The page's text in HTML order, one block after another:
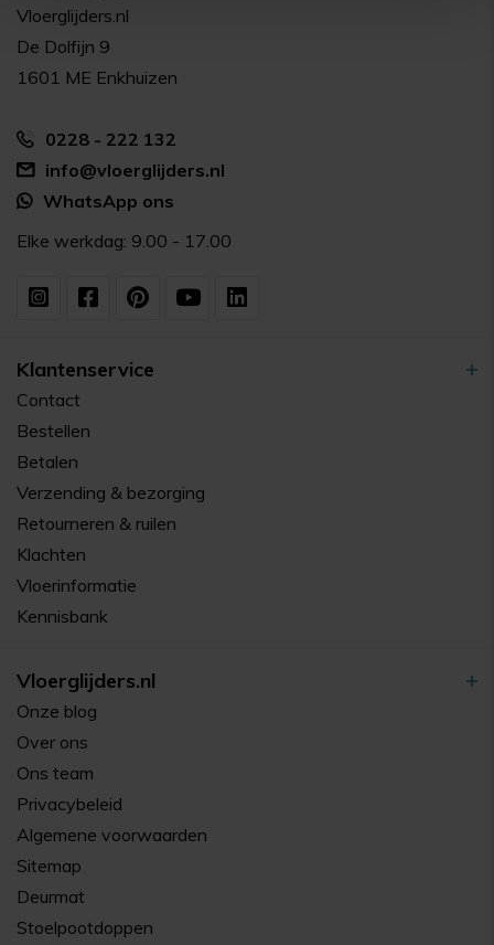
Vloerglijders.nl
De Dolfijn 9
1601 ME Enkhuizen
0228 - 222 132
info@vloerglijders.nl
WhatsApp ons
Elke werkdag: 9.00 - 17.00
Klantenservice
Contact
Bestellen
Betalen
Verzending & bezorging
Retourneren & ruilen
Klachten
Vloerinformatie
Kennisbank
Vloerglijders.nl
Onze blog
Over ons
Ons team
Privacybeleid
Algemene voorwaarden
Sitemap
Deurmat
Stoelpootdoppen